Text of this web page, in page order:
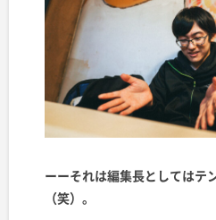
ーーそれは編集長としてはテ
（笑）。